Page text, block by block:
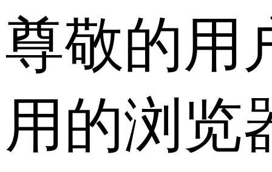
尊敬的用
用的浏览